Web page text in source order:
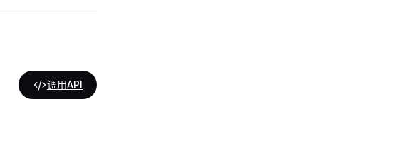
调用API